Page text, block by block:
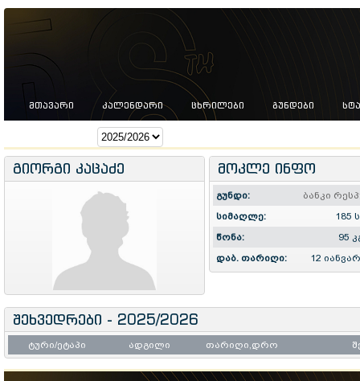
ᲛᲗᲐᲕᲐᲠᲘ ᲙᲐᲚᲔᲜᲓᲐᲠᲘ ᲪᲮᲠᲘᲚᲔᲑᲘ ᲒᲣᲜᲓᲔᲑᲘ
გიორგი კაცაძე მოკლე ინფო
გუნდი:
ბანკი
სიმაღლე:
185
წონა:
95
დაბ. თარიღი:
12
შეხვედრები - 2025/2026
ტური/ეტაპი ადგილი თარიღი,დრო